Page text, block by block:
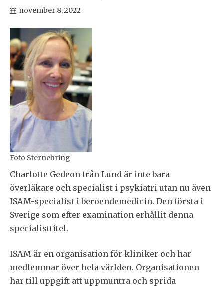
november 8, 2022
Foto Sternebring
Charlotte Gedeon från Lund är inte bara
överläkare och specialist i psykiatri utan nu även
ISAM-specialist i beroendemedicin. Den första i
Sverige som efter examination erhållit denna
specialisttitel.
ISAM är en organisation för kliniker och har
medlemmar över hela världen. Organisationen
har till uppgift att uppmuntra och sprida